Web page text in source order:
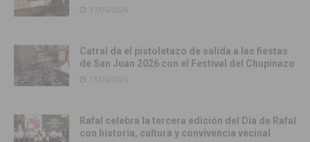
17/06/2026
Catral da el pistoletazo de salida a las fiestas
de San Juan 2026 con el Festival del Chupinazo
13/06/2026
Rafal celebra la tercera edición del Día de Rafal
con historia, cultura y convivencia vecinal